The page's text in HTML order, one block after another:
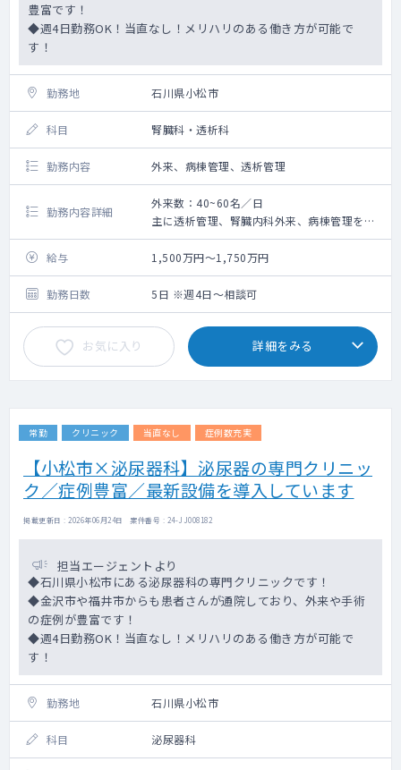
豊富です！
◆週4日勤務OK！当直なし！メリハリのある働き方が可能で
す！
勤務地 石川県小松市
科目 腎臓科・透析科
勤務内容 外来、病棟管理、透析管理
勤務内容詳細
外来数：40~60名／日
主に透析管理、腎臓内科外来、病棟管理をご
担当いただきます。
【透析について】
透析病床数：40～43床
クール数：月・水・金曜日は3クール、火・
木・土曜日は1クール
※泌尿器科医師は週1回程度の回診を担当して
いただきます
在院日数：10日間程度
給与 1,500万円～1,750万円
勤務日数 5日 ※週4日～相談可
お気に入り 詳細をみる
常勤 クリニック 当直なし 症例数充実
【小松市×泌尿器科】泌尿器の専門クリニッ
ク／症例豊富／最新設備を導入しています
掲載更新日 : 2026年06月24日 案件番号 : 24-JJ008182
担当エージェントより
◆石川県小松市にある泌尿器科の専門クリニックです！
◆金沢市や福井市からも患者さんが通院しており、外来や手術
の症例が豊富です！
◆週4日勤務OK！当直なし！メリハリのある働き方が可能で
す！
勤務地 石川県小松市
科目 泌尿器科